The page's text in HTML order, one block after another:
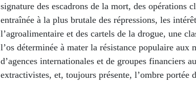
signature des escadrons de la mort, des opérations
entraînée à la plus brutale des répressions, les
l’agroalimentaire et des cartels de la drogue, une
l’os déterminée à mater la résistance populaire aux
d’agences internationales et de groupes financiers
extractivistes, et, toujours présente, l’ombre portée